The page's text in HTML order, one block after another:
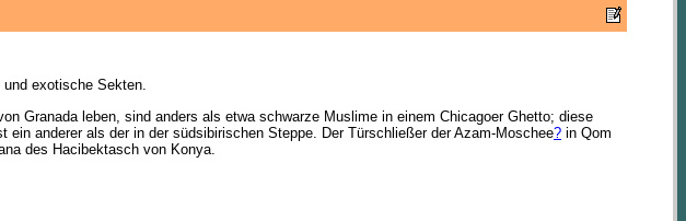
exotische Sekten.
Granada leben, sind anders als etwa schwarze Muslime in einem Chicagoer Ghetto; diese
anderer als der in der südsibirischen Steppe. Der Türschließer der Azam-Moschee? in Qom
des Hacibektasch von Konya.